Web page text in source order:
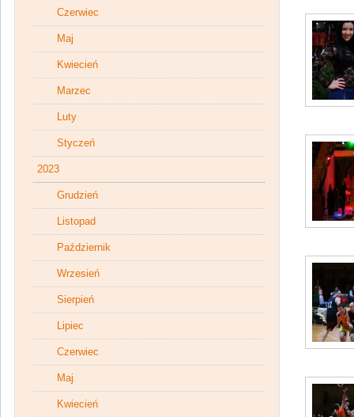
Czerwiec
Maj
Kwiecień
Marzec
Luty
Styczeń
2023
Grudzień
Listopad
Październik
Wrzesień
Sierpień
Lipiec
Czerwiec
Maj
Kwiecień